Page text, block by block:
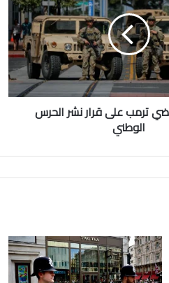
ترمب على قرار نشر الحرس
الوطني